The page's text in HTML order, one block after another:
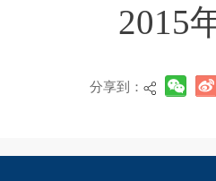
2015
分享到：